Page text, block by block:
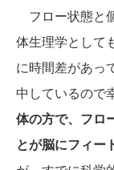
フロー状態と
体生理学として
に時間差があっ
中しているので
体の方で、フロ
とが脳にフィー